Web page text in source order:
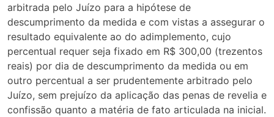
arbitrada pelo Juízo para a hipótese de
descumprimento da medida e com vistas a assegurar o
resultado equivalente ao do adimplemento, cujo
percentual requer seja fixado em R$ 300,00 (trezentos
reais) por dia de descumprimento da medida ou em
outro percentual a ser prudentemente arbitrado pelo
Juízo, sem prejuízo da aplicação das penas de revelia e
confissão quanto a matéria de fato articulada na inicial.